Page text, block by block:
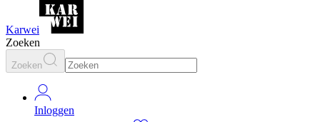
Karwei
Zoeken
Zoeken
Inloggen